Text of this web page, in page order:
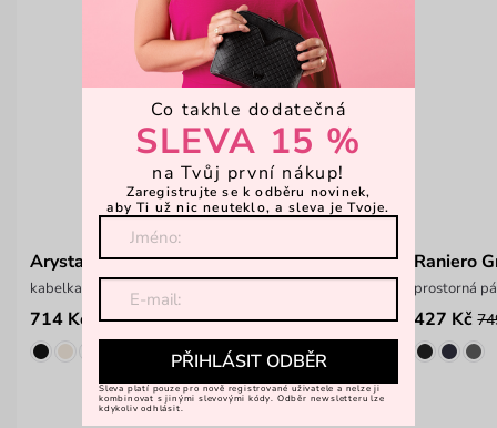
Arysta Green
kabelka do ruky i na rameno
714 Kč 1 099 Kč
Raniero
prostorná
427 Kč
Co takhle dodatečná
SLEVA 15 %
na Tvůj první nákup!
Zaregistrujte se k odběru novinek,
aby Ti už nic neuteklo, a sleva je Tvoje.
PŘIHLÁSIT ODBĚR
Sleva platí pouze pro nově registrované uživatele a nelze ji
kombinovat s jinými slevovými kódy. Odběr newsletteru lze
kdykoliv odhlásit.